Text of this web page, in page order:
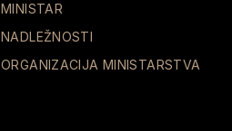
MINISTAR
NADLEŽNOSTI
ORGANIZACIJA MINISTARSTVA